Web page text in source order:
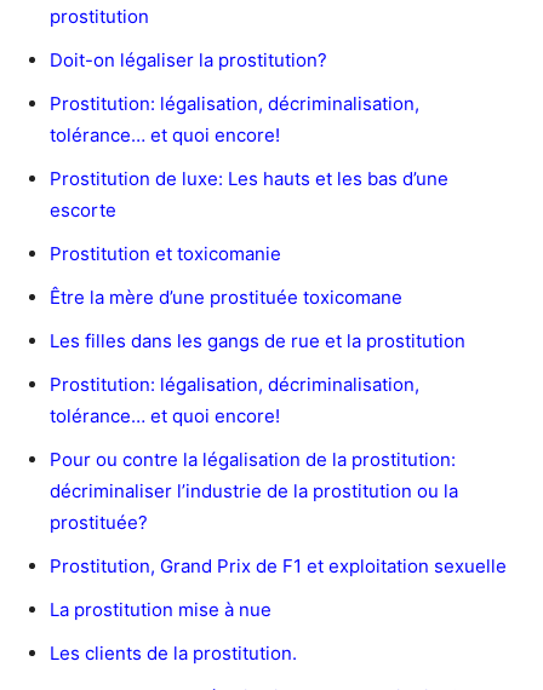
prostitution
Doit-on légaliser la prostitution?
Prostitution: légalisation, décriminalisation,
tolérance… et quoi encore!
Prostitution de luxe: Les hauts et les bas d’une
escorte
Prostitution et toxicomanie
Être la mère d’une prostituée toxicomane
Les filles dans les gangs de rue et la prostitution
Prostitution: légalisation, décriminalisation,
tolérance… et quoi encore!
Pour ou contre la légalisation de la prostitution:
décriminaliser l’industrie de la prostitution ou la
prostituée?
Prostitution, Grand Prix de F1 et exploitation sexuelle
La prostitution mise à nue
Les clients de la prostitution.